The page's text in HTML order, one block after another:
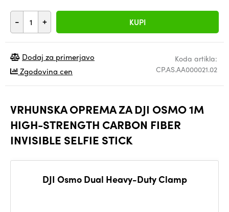
- + KUPI
Koda artikla:
CP.AS.AA000021.02
Dodaj za primerjavo
Zgodovina cen
VRHUNSKA OPREMA ZA DJI OSMO 1M
HIGH-STRENGTH CARBON FIBER
INVISIBLE SELFIE STICK
DJI Osmo Dual Heavy-Duty Clamp